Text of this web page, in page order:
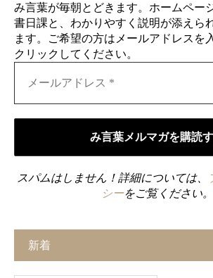
み言葉が毎朝とどきます。ホームペー
書日課と、わかりやすく説明が添えら
ます。ご希望の方はメールアドレスを
クリックしてください。
スパムはしません！詳細については、
シーをご覧ください。
新着